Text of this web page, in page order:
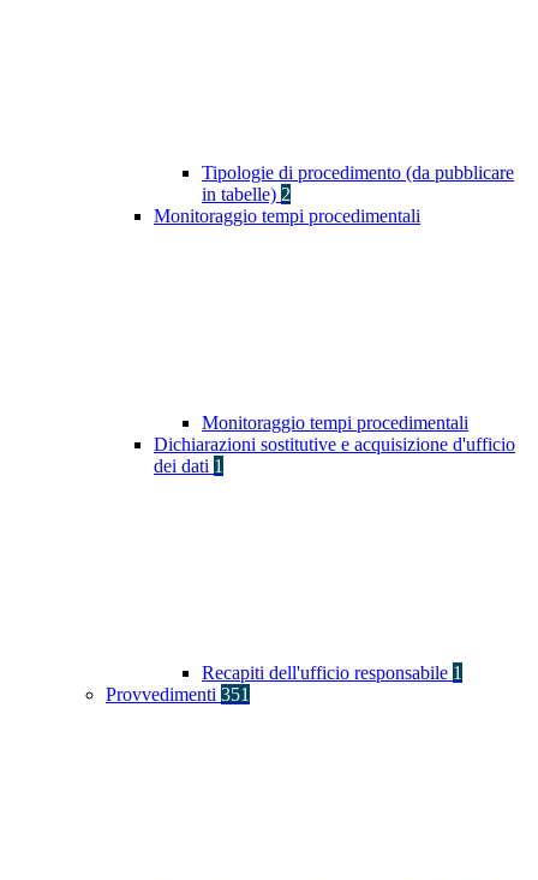
Tipologie di procedimento (da pubblicare
in tabelle) 2
Monitoraggio tempi procedimentali
Monitoraggio tempi procedimentali
Dichiarazioni sostitutive e acquisizione d'ufficio
dei dati 1
Recapiti dell'ufficio responsabile 1
Provvedimenti 351